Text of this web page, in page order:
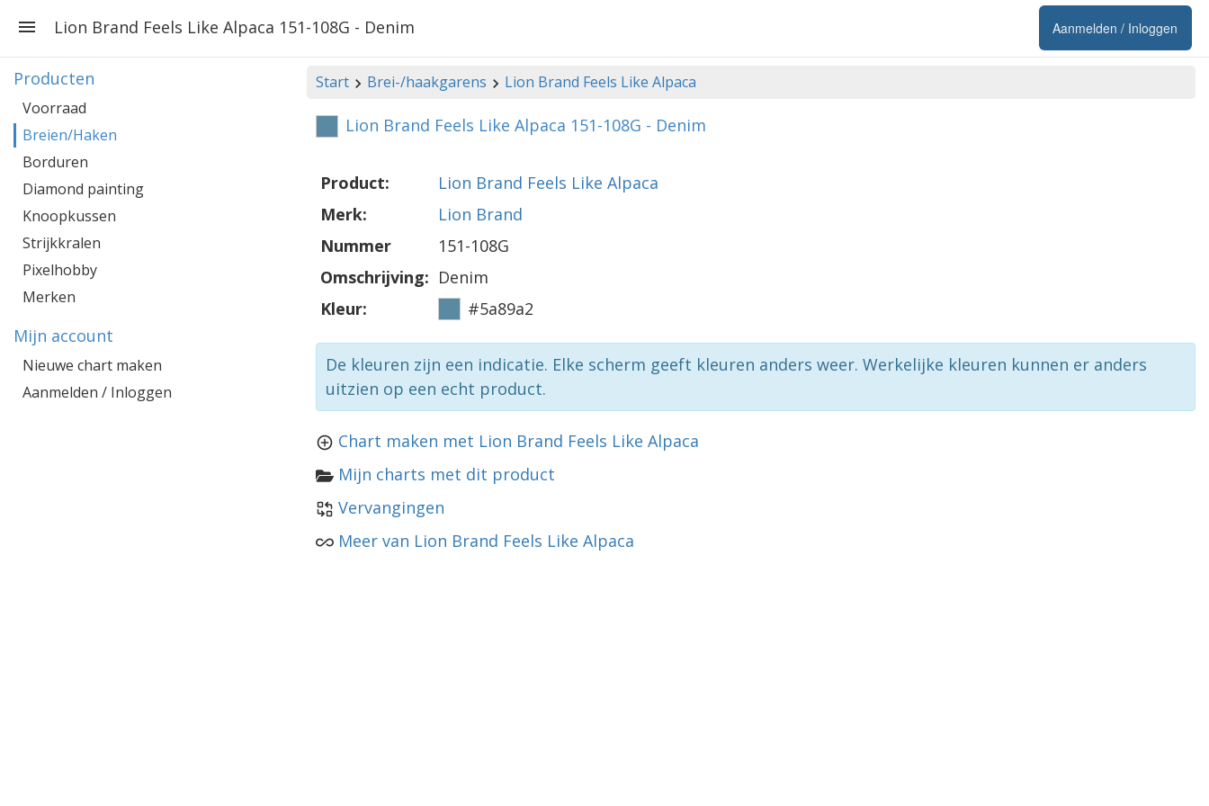
Aanmelden / Inloggen
Lion Brand Feels Like Alpaca 151-108G - Denim
Start Brei-/haakgarens Lion Brand Feels Like Alpaca
Lion Brand Feels Like Alpaca 151-108G - Denim
Product:
Lion Brand Feels Like Alpaca
Merk:
Lion Brand
Nummer
151-108G
Omschrijving: Denim
Kleur:
#5a89a2
De kleuren zijn een indicatie. Elke scherm geeft kleuren anders weer. Werkelijke kleuren kunnen er anders
uitzien op een echt product.
Chart maken met Lion Brand Feels Like Alpaca
Mijn charts met dit product
Vervangingen
Meer van Lion Brand Feels Like Alpaca
Producten
Voorraad
Breien/Haken
Borduren
Diamond painting
Knoopkussen
Strijkkralen
Pixelhobby
Merken
Mijn account
Nieuwe chart maken
Aanmelden / Inloggen